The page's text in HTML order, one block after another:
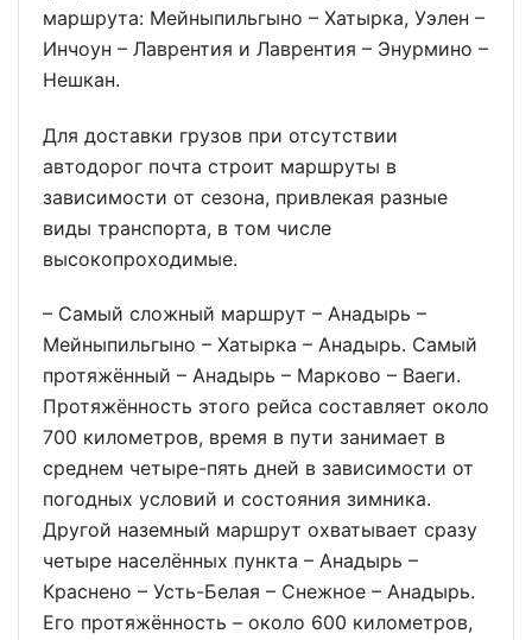
маршрута: Мейныпильгыно – Хатырка, Уэлен –
Инчоун – Лаврентия и Лаврентия – Энурмино –
Нешкан.
Для доставки грузов при отсутствии
автодорог почта строит маршруты в
зависимости от сезона, привлекая разные
виды транспорта, в том числе
высокопроходимые.
– Самый сложный маршрут – Анадырь –
Мейныпильгыно – Хатырка – Анадырь. Самый
протяжённый – Анадырь – Марково – Ваеги.
Протяжённость этого рейса составляет около
700 километров, время в пути занимает в
среднем четыре-пять дней в зависимости от
погодных условий и состояния зимника.
Другой наземный маршрут охватывает сразу
четыре населённых пункта – Анадырь –
Краснено – Усть-Белая – Снежное – Анадырь.
Его протяжённость – около 600 километров,